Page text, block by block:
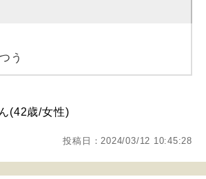
う
(42歳/女性)
投稿日：2024/03/12 10:45:28